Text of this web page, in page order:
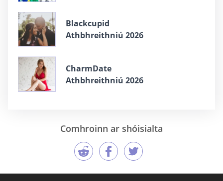
Blackcupid
Athbhreithniú 2026
CharmDate
Athbhreithniú 2026
Comhroinn ar shóisialta